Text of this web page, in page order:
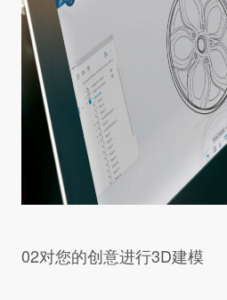
02对您的创意进行3D建模